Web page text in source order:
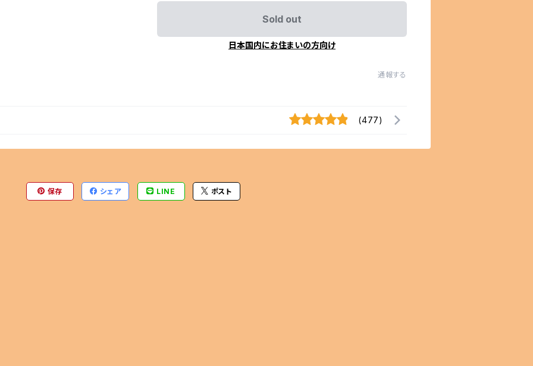
Sold out
日本国内にお住まいの方向け
通報する
(477)
保存 シェア LINE ポスト